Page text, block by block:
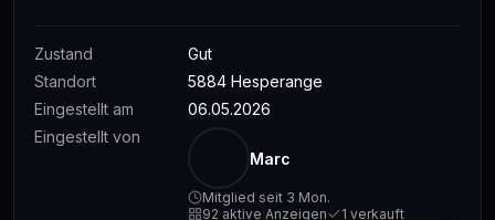
Zustand
Gut
Standort
5884 Hesperange
Eingestellt am
06.05.2026
Eingestellt von
Marc
Mitglied seit 3 Mon.
92 aktive Anzeigen
1 verkauft